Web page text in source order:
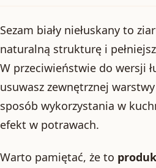
Sezam biały niełuskany to
naturalną strukturę i
W przeciwieństwie do wersji
usuwasz zewnętrznej
sposób wykorzystania w
efekt w potrawach.
Warto pamiętać, że to